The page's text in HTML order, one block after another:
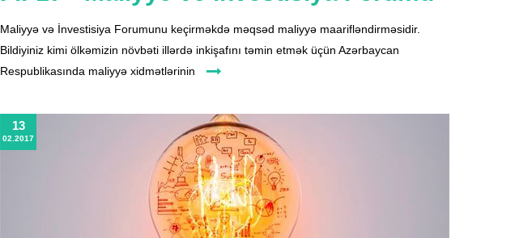
Maliyyə və İnvestisiya Forumunu keçirməkdə məqsəd maliyyə maarifləndirməsidir.
Bildiyiniz kimi ölkəmizin növbəti illərdə inkişafını təmin etmək üçün Azərbaycan
Respublikasında maliyyə xidmətlərinin
13
02.2017